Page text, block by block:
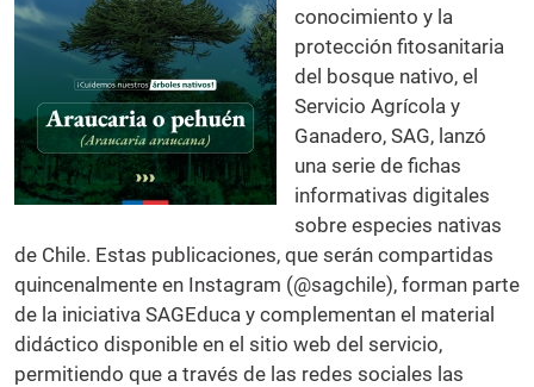
conocimiento y la
protección fitosanitaria
del bosque nativo, el
Servicio Agrícola y
Ganadero, SAG, lanzó
una serie de fichas
informativas digitales
sobre especies nativas
de Chile. Estas publicaciones, que serán compartidas
quincenalmente en Instagram (@sagchile), forman parte
de la iniciativa SAGEduca y complementan el material
didáctico disponible en el sitio web del servicio,
permitiendo que a través de las redes sociales las